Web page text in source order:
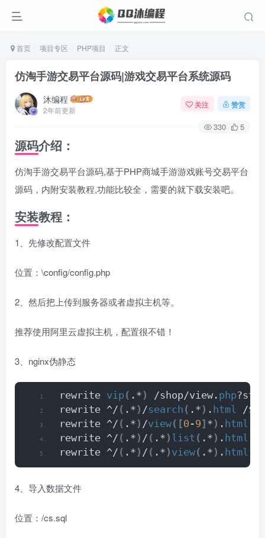
首页 项目专区 PHP项目 正文
仿淘手游交易平台源码|游戏交易平台系统源码
沐编程
2年前更新
关注 赞赏
330 5
源码介绍：
仿淘手游交易平台源码,基于PHP商城手游游戏账号交易平台
源码，内附安装教程,功能比较全，需要的就下载安装吧。
安装教程：
1、先修改配置文件
位置：\config/config.php
2、然后把上传到服务器或者虚拟主机等。
推荐使用阿里云虚拟主机，配置很不错！
3、nginx伪静态
rewrite vip ( .* ) /shop/view. php
rewrite ^/ ( .* ) /search ( .* ) . html /$
rewrite ^/ ( .* ) /view([0 -9] * ) . html
rewrite ^/ ( .* ) / ( .* ) list ( .* ) . html
rewrite ^/ ( .* ) / ( .* ) view( .* ) . html
4、导入数据文件
位置：/cs.sql